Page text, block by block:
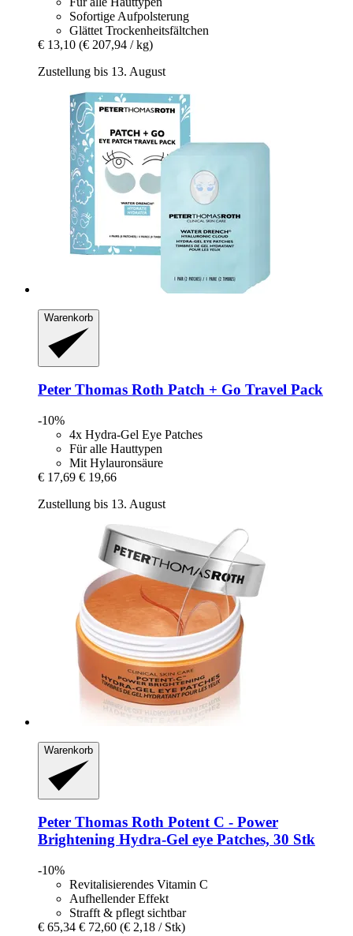
Sofortige Aufpolsterung
Glättet Trockenheitsfältchen
€ 13,10 (€ 207,94 / kg)
Zustellung bis 13. August
Warenkorb
Peter Thomas Roth Patch + Go Travel Pack
-10%
4x Hydra-Gel Eye Patches
Für alle Hauttypen
Mit Hylauronsäure
€ 17,69 € 19,66
Zustellung bis 13. August
Warenkorb
Peter Thomas Roth Potent C -​ Power
Brightening Hydra-​Gel eye Patches, 30 Stk
-10%
Revitalisierendes Vitamin C
Aufhellender Effekt
Strafft & pflegt sichtbar
€ 65,34 € 72,60 (€ 2,18 / Stk)